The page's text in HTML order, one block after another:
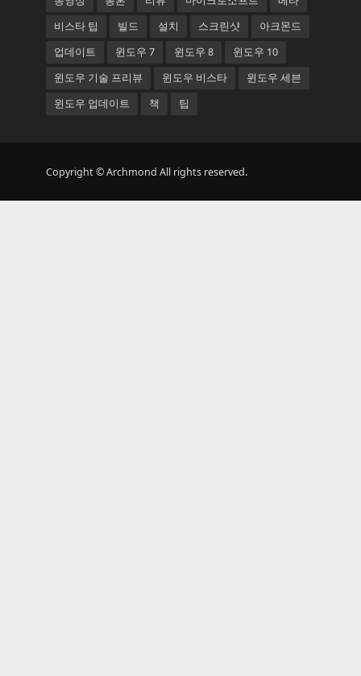
비스타 팁
빌드 설치 스크린샷
아크몬드
업데이트
윈도우 7 윈도우 8
윈도우 10
윈도우 기술 프리뷰
윈도우 비스타
윈도우 세븐
윈도우 업데이트
책 팁
Copyright © Archmond All rights reserved.